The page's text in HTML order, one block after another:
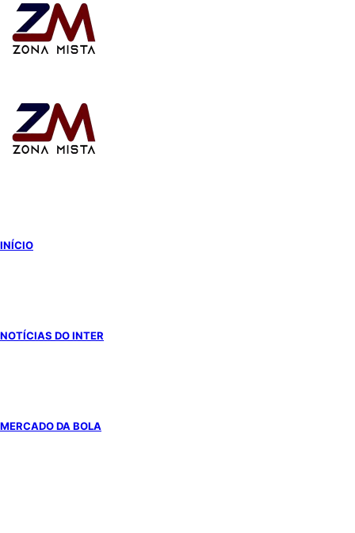
Switch
skin
INÍCIO
NOTÍCIAS DO INTER
MERCADO DA BOLA